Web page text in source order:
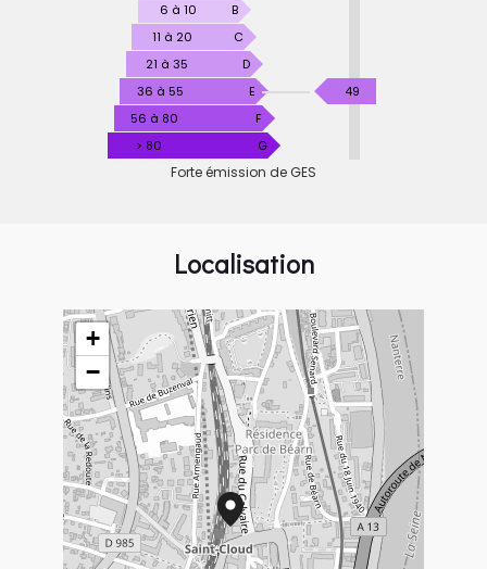
EFFET
SERRE
6 à 10
B
11 à 20
C
21 à 35
D
36 à 55
E
56 à 80
F
> 80
G
49KgéqCO2
Forte émission de GES
Localisation
+
−